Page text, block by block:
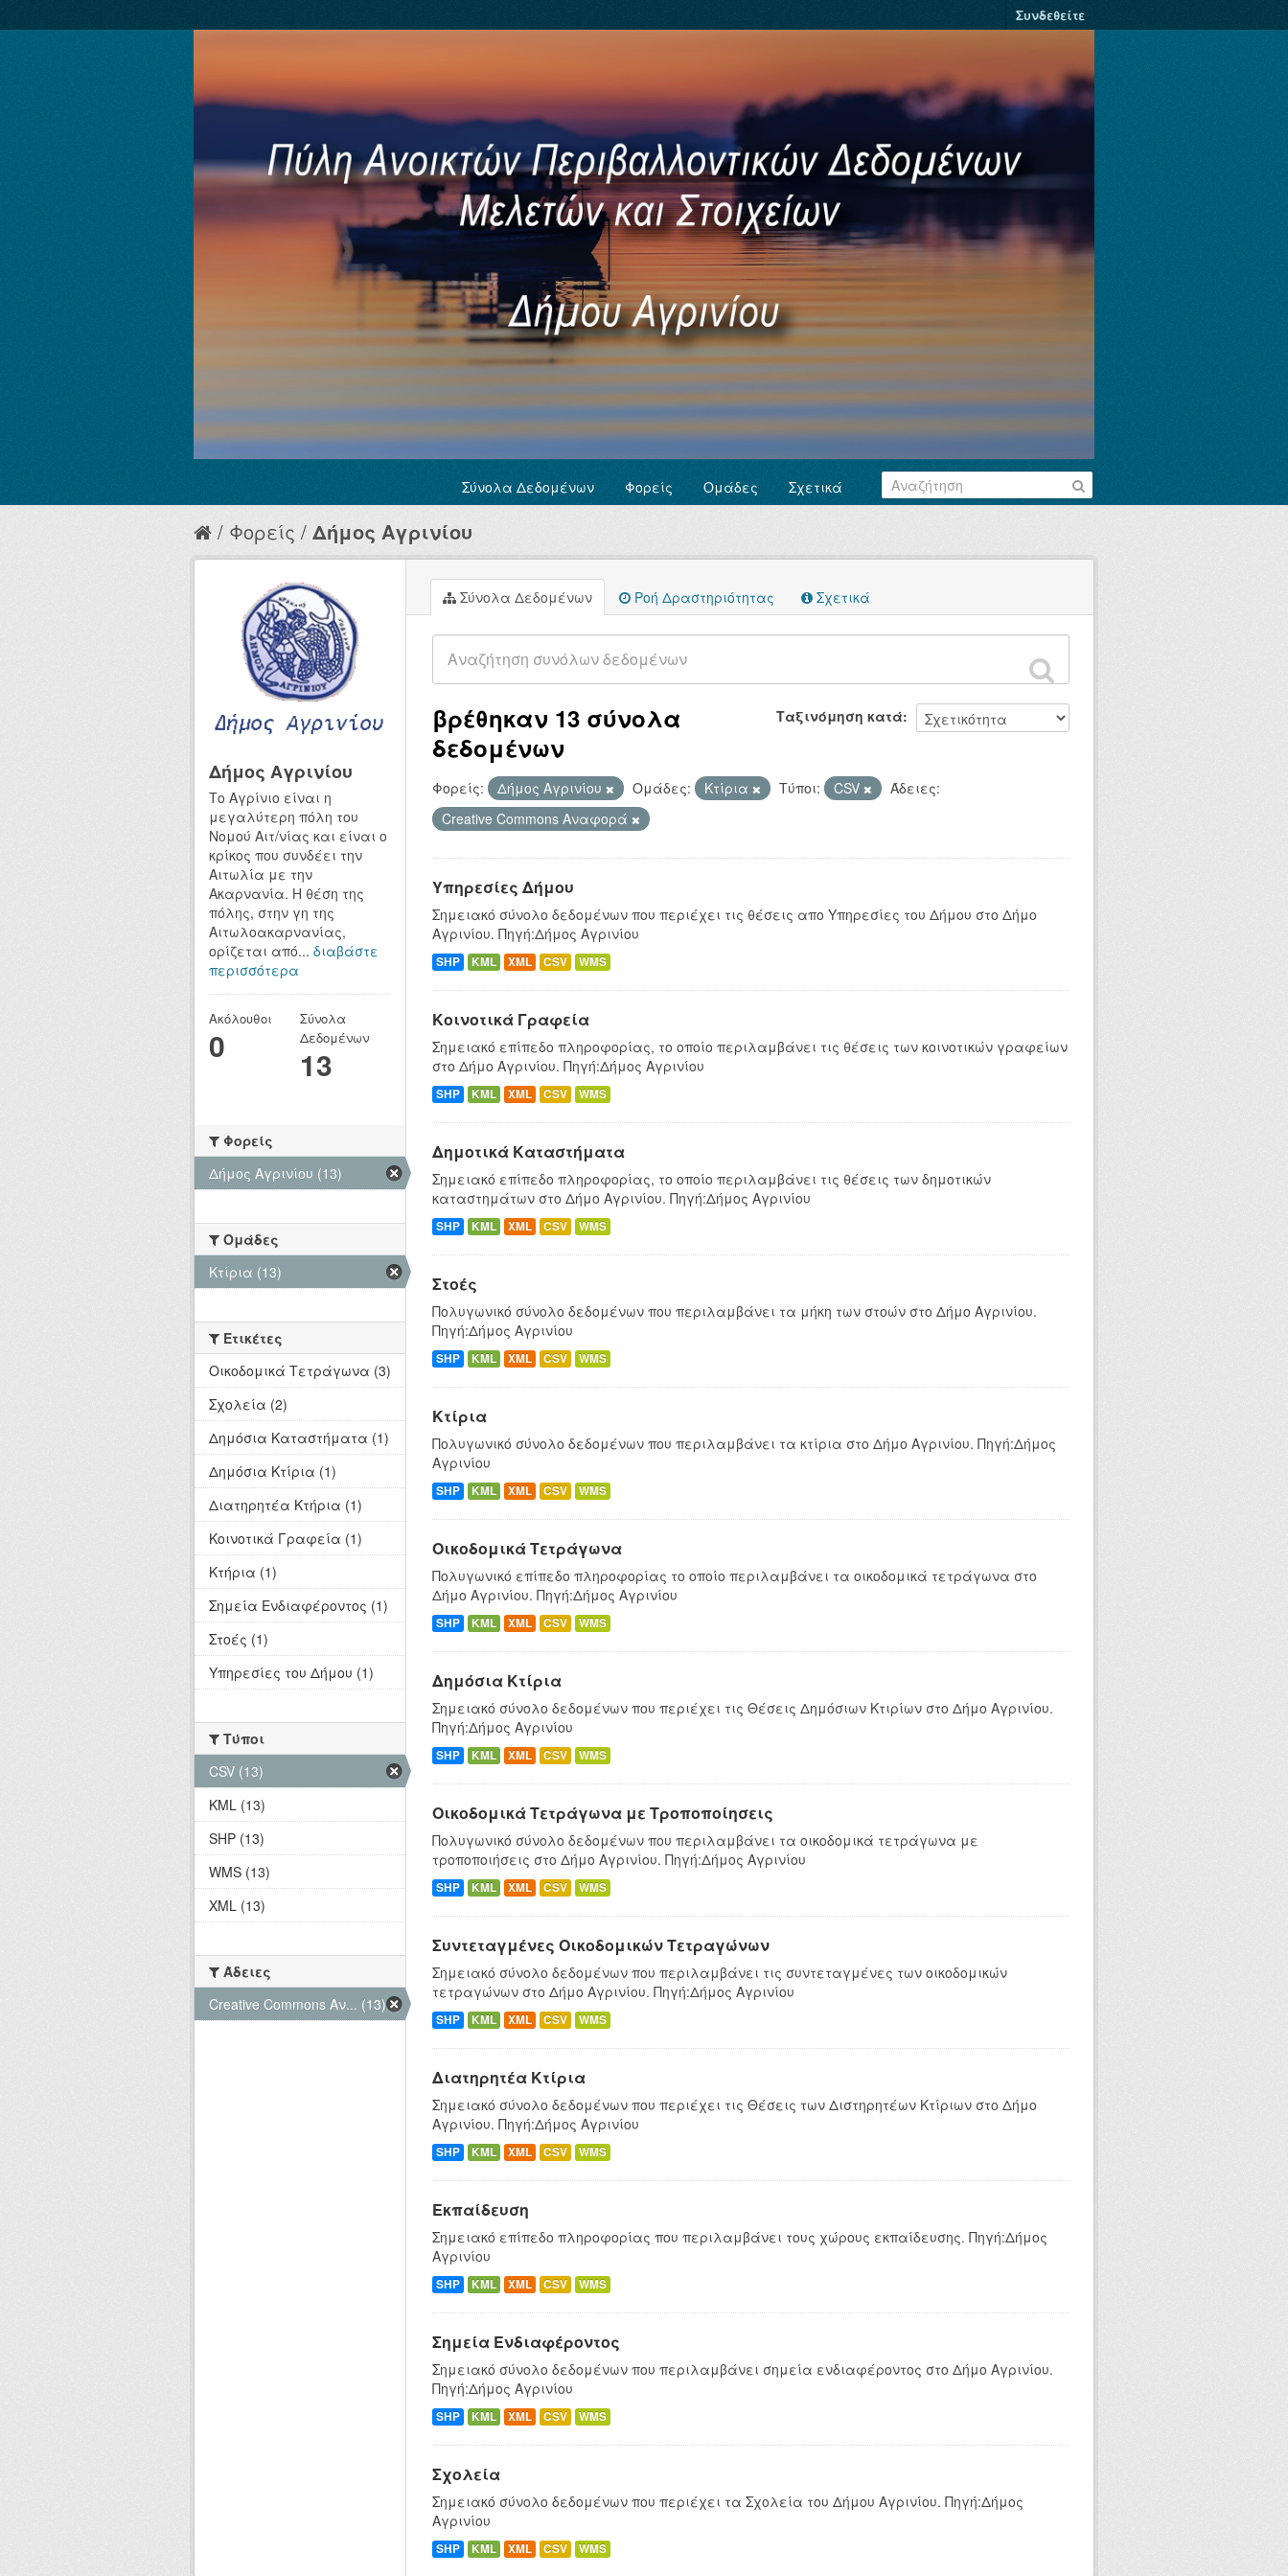
Συνδεθείτε
Σύνολα Δεδομένων Φορείς Ομάδες Σχετικά
Φορείς Δήμος Αγρινίου
Σύνολα Δεδομένων Ροή Δραστηριότητας Σχετικά
Ταξινόμηση κατά
βρέθηκαν 13 σύνολα
δεδομένων
Φορείς: Δήμος Αγρινίου Ομάδες: Κτίρια Τύποι: CSV
Άδειες:
Creative Commons Αναφορά
Υπηρεσίες Δήμου
Σημειακό σύνολο δεδομένων που περιέχει τις θέσεις απο Υπηρεσίες του Δήμου στο Δήμο
Αγρινίου. Πηγή:Δήμος Αγρινίου
SHP KML XML CSV WMS
Κοινοτικά Γραφεία
Σημειακό επίπεδο πληροφορίας, το οποίο περιλαμβάνει τις θέσεις των κοινοτικών γραφείων
στο Δήμο Αγρινίου. Πηγή:Δήμος Αγρινίου
SHP KML XML CSV WMS
Δημοτικά Καταστήματα
Σημειακό επίπεδο πληροφορίας, το οποίο περιλαμβάνει τις θέσεις των δημοτικών
καταστημάτων στο Δήμο Αγρινίου. Πηγή:Δήμος Αγρινίου
SHP KML XML CSV WMS
Στοές
Πολυγωνικό σύνολο δεδομένων που περιλαμβάνει τα μήκη των στοών στο Δήμο Αγρινίου.
Πηγή:Δήμος Αγρινίου
SHP KML XML CSV WMS
Κτίρια
Πολυγωνικό σύνολο δεδομένων που περιλαμβάνει τα κτίρια στο Δήμο Αγρινίου. Πηγή:Δήμος
Αγρινίου
SHP KML XML CSV WMS
Οικοδομικά Τετράγωνα
Πολυγωνικό επίπεδο πληροφορίας το οποίο περιλαμβάνει τα οικοδομικά τετράγωνα στο
Δήμο Αγρινίου. Πηγή:Δήμος Αγρινίου
SHP KML XML CSV WMS
Δημόσια Κτίρια
Σημειακό σύνολο δεδομένων που περιέχει τις Θέσεις Δημόσιων Κτιρίων στο Δήμο Αγρινίου.
Πηγή:Δήμος Αγρινίου
SHP KML XML CSV WMS
Οικοδομικά Τετράγωνα με Τροποποίησεις
Πολυγωνικό σύνολο δεδομένων που περιλαμβάνει τα οικοδομικά τετράγωνα με
τροποποιήσεις στο Δήμο Αγρινίου. Πηγή:Δήμος Αγρινίου
SHP KML XML CSV WMS
Συντεταγμένες Oικοδομικών Tετραγώνων
Σημειακό σύνολο δεδομένων που περιλαμβάνει τις συντεταγμένες των οικοδομικών
τετραγώνων στο Δήμο Αγρινίου. Πηγή:Δήμος Αγρινίου
SHP KML XML CSV WMS
Διατηρητέα Κτίρια
Σημειακό σύνολο δεδομένων που περιέχει τις Θέσεις των Διστηρητέων Κτίριων στο Δήμο
Αγρινίου. Πηγή:Δήμος Αγρινίου
SHP KML XML CSV WMS
Εκπαίδευση
Σημειακό επίπεδο πληροφορίας που περιλαμβάνει τους χώρους εκπαίδευσης. Πηγή:Δήμος
Αγρινίου
SHP KML XML CSV WMS
Σημεία Ενδιαφέροντος
Σημειακό σύνολο δεδομένων που περιλαμβάνει σημεία ενδιαφέροντος στο Δήμο Αγρινίου.
Πηγή:Δήμος Αγρινίου
SHP KML XML CSV WMS
Σχολεία
Σημειακό σύνολο δεδομένων που περιέχει τα Σχολεία του Δήμου Αγρινίου. Πηγή:Δήμος
Αγρινίου
SHP KML XML CSV WMS
Δήμος Αγρινίου
Το Αγρίνιο είναι η
μεγαλύτερη πόλη του
Νομού Αιτ/νίας και είναι ο
κρίκος που συνδέει την
Αιτωλία με την
Ακαρνανία. Η θέση της
πόλης, στην γη της
Αιτωλοακαρνανίας,
ορίζεται από... διαβάστε
περισσότερα
Ακόλουθοι
0
Σύνολα
Δεδομένων
13
Φορείς
Δήμος Αγρινίου (13)
Ομάδες
Κτίρια (13)
Ετικέτες
Οικοδομικά Τετράγωνα (3)
Σχολεία (2)
Δημόσια Καταστήματα (1)
Δημόσια Κτίρια (1)
Διατηρητέα Κτήρια (1)
Κοινοτικά Γραφεία (1)
Κτήρια (1)
Σημεία Ενδιαφέροντος (1)
Στοές (1)
Υπηρεσίες του Δήμου (1)
Τύποι
CSV (13)
KML (13)
SHP (13)
WMS (13)
XML (13)
Άδειες
Creative Commons Αν... (13)